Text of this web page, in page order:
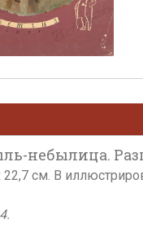
небылица.
22,7 см. В